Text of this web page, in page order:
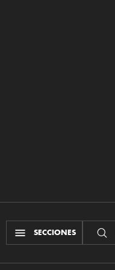
SECCIONES